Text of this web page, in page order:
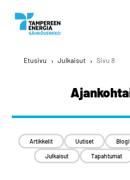
Etusivu › Julkaisut › Sivu 8
Artikkelit Uutiset
Julkaisut Tapahtumat